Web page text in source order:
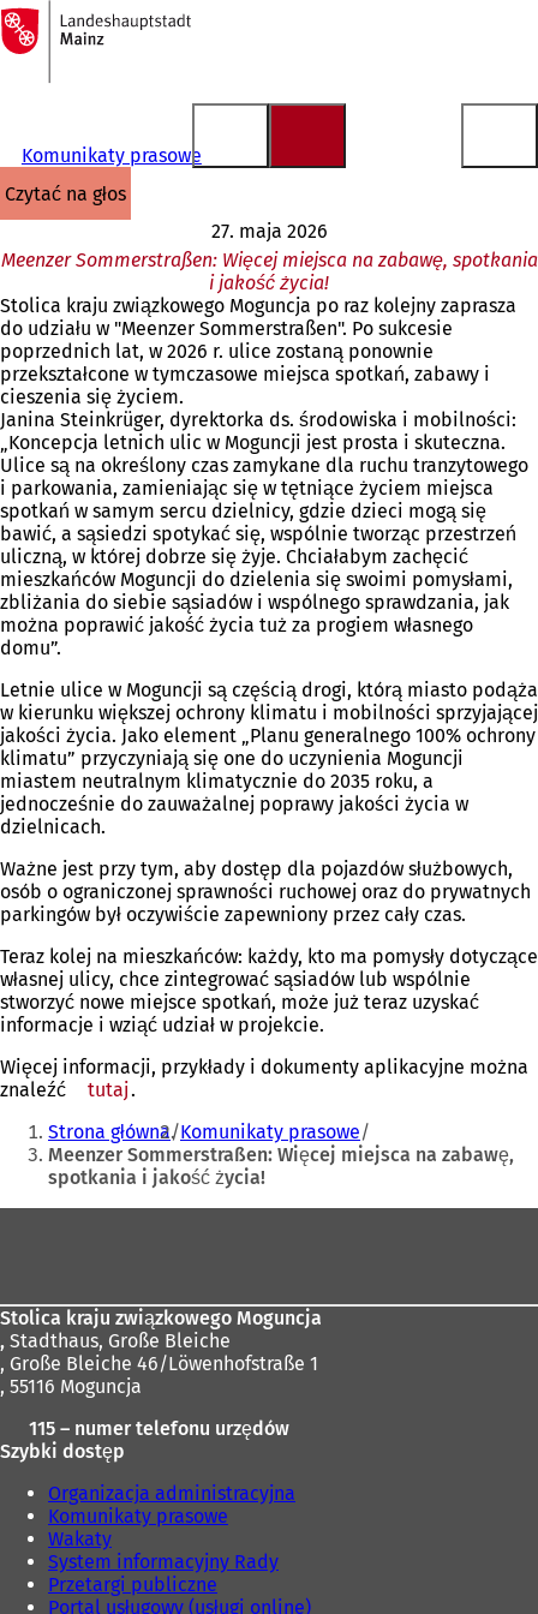
Przejdź do treści
Do
strony
głównej
Komunikaty prasowe
czytać na głos
27. maja 2026
Meenzer Sommerstraßen: Więcej miejsca na zabawę, spotkania
i jakość życia!
Stolica kraju związkowego Moguncja po raz kolejny zaprasza
do udziału w "Meenzer Sommerstraßen". Po sukcesie
poprzednich lat, w 2026 r. ulice zostaną ponownie
przekształcone w tymczasowe miejsca spotkań, zabawy i
cieszenia się życiem.
Janina Steinkrüger, dyrektorka ds. środowiska i mobilności:
„Koncepcja letnich ulic w Moguncji jest prosta i skuteczna.
Ulice są na określony czas zamykane dla ruchu tranzytowego
i parkowania, zamieniając się w tętniące życiem miejsca
spotkań w samym sercu dzielnicy, gdzie dzieci mogą się
bawić, a sąsiedzi spotykać się, wspólnie tworząc przestrzeń
uliczną, w której dobrze się żyje. Chciałabym zachęcić
mieszkańców Moguncji do dzielenia się swoimi pomysłami,
zbliżania do siebie sąsiadów i wspólnego sprawdzania, jak
można poprawić jakość życia tuż za progiem własnego
domu”.
Letnie ulice w Moguncji są częścią drogi, którą miasto podąża
w kierunku większej ochrony klimatu i mobilności sprzyjającej
jakości życia. Jako element „Planu generalnego 100% ochrony
klimatu” przyczyniają się one do uczynienia Moguncji
miastem neutralnym klimatycznie do 2035 roku, a
jednocześnie do zauważalnej poprawy jakości życia w
dzielnicach.
Ważne jest przy tym, aby dostęp dla pojazdów służbowych,
osób o ograniczonej sprawności ruchowej oraz do prywatnych
parkingów był oczywiście zapewniony przez cały czas.
Teraz kolej na mieszkańców: każdy, kto ma pomysły dotyczące
własnej ulicy, chce zintegrować sąsiadów lub wspólnie
stworzyć nowe miejsce spotkań, może już teraz uzyskać
informacje i wziąć udział w projekcie.
Więcej informacji, przykłady i dokumenty aplikacyjne można
znaleźć
tutaj.
Jesteś
tutaj:
Strona główna Komunikaty prasowe
Meenzer Sommerstraßen: Więcej miejsca na zabawę,
spotkania i jakość życia!
Stolica kraju związkowego Moguncja
, Stadthaus, Große Bleiche
, Große Bleiche 46/Löwenhofstraße 1
, 55116 Moguncja
115 – numer telefonu urzędów
Szybki dostęp
Organizacja administracyjna
Komunikaty prasowe
Wakaty
System informacyjny Rady
Przetargi publiczne
Portal usługowy (usługi online)